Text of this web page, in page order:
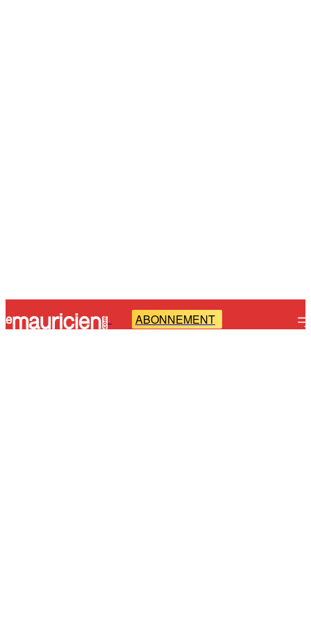
- ABONNEMENT